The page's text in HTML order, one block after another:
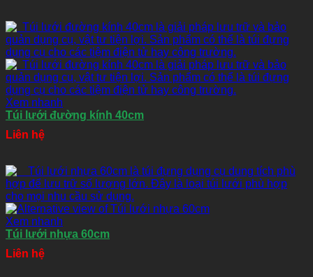
Xem nhanh
Túi lưới đường kính 40cm
Liên hệ
Xem nhanh
Túi lưới nhựa 60cm
Liên hệ